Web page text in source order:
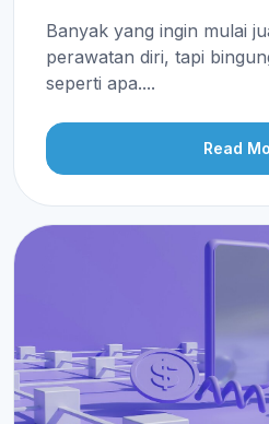
Banyak yang ingin mulai
perawatan diri, tapi
seperti apa....
Read